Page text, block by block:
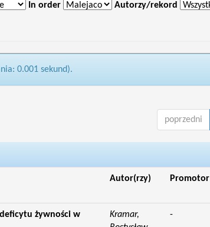
In order Autorzy/rekord
0.001 sekund).
poprzedni
Autor(rzy) Promotor
deficytu żywności w
Kramar,
-